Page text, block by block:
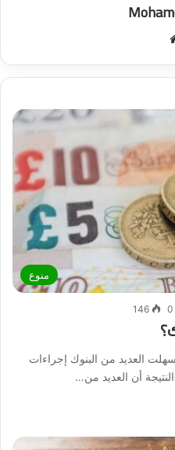
الوي
منوع
0
146
العديد من البنوك إجراءات
أن العديد من…